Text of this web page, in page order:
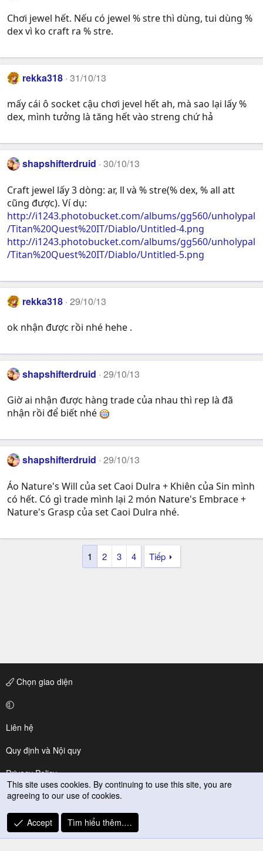
Chơi jewel hết. Nếu có jewel % stre thì dùng, tui dùng %
dex vì ko craft ra % stre.
rekka318 31/10/13
mấy cái ô socket cậu chơi jevel hết ah, mà sao lại lấy %
dex, mình tưởng là tăng hết vào streng chứ hả
shapshifterdruid 30/10/13
Craft jewel lấy 3 dòng: ar, ll và % stre(% dex, % all att
cũng được). Ví dụ:
http://i1243.photobucket.com/albums/gg560/unholypal
/Titan%20Quest%20IT/Diablo/Untitled-4.png
http://i1243.photobucket.com/albums/gg560/unholypal
/Titan%20Quest%20IT/Diablo/Untitled-5.png
rekka318 29/10/13
ok nhận được rồi nhé hehe .
shapshifterdruid 29/10/13
Giờ ai nhận được hàng trade của nhau thì rep là đã
nhận rồi để biết nhé
shapshifterdruid 29/10/13
Áo Nature's Will của set Caoi Dulra + Khiên của Sin mình
có hết. Có gì trade mình lại 2 món Nature's Embrace +
Nature's Grasp của set Caoi Dulra nhé.
1 2 3 4 Tiếp
Chọn giao diện
Liên hệ
Quy định và Nội quy
Privacy Policy
Trợ giúp
R
S
This site uses cookies. By continuing to use this site, you are
agreeing to our use of cookies.
Accept Tìm hiểu thêm.…